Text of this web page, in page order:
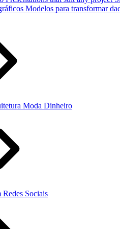
Modelos para transformar
Moda Dinheiro
Redes Sociais